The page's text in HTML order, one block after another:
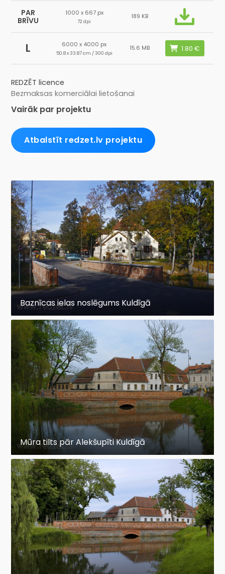
PAR
BRĪVU
1000 x 667 px
72 dpi
189 KB
L 6000 x 4000 px
50.8 x 33.87 cm / 300 dpi
15.6 MB
REDZĒT licence
Bezmaksas komerciālai lietošanai
Vairāk par projektu
Atbalstīt redzet.lv projektu
Baznīcas ielas noslēgums Kuldīgā
Mūra tilts pār Alekšupīti Kuldīgā